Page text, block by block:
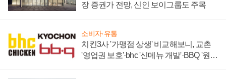
장 증권가 전망, 신인 보이그룹도 주목
소비자·유통
치킨3사 '가맹점 상생' 비교해보니, 교촌
'영업권 보호'·bhc '신메뉴 개발'·BBQ '원가